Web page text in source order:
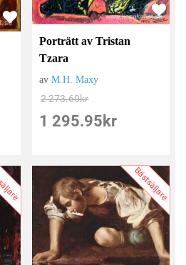
Porträtt av Tristan
Tzara
avM.H. Maxy
2 273.60kr
1 295.95 kr
Bästsäljare